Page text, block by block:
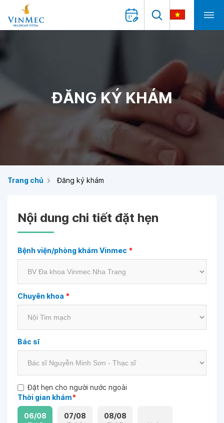
ĐĂNG KÝ KHÁM
Trang chủ Đăng ký khám
Nội dung chi tiết đặt hẹn
Bệnh viện/phòng khám Vinmec *
Chuyên khoa *
Bác sĩ
Đặt hẹn cho người nước ngoài
Thời gian khám*
06/08 07/08 08/08